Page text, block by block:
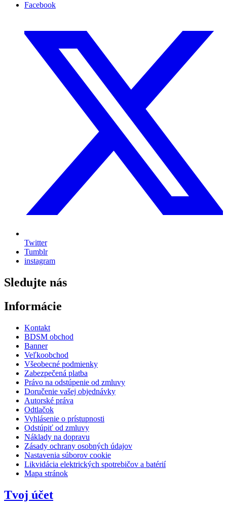
Facebook
Twitter
Tumblr
instagram
Sledujte nás
Informácie
Kontakt
BDSM obchod
Banner
Veľkoobchod
Všeobecné podmienky
Zabezpečená platba
Právo na odstúpenie od zmluvy
Doručenie vašej objednávky
Autorské práva
Odtlačok
Vyhlásenie o prístupnosti
Odstúpiť od zmluvy
Náklady na dopravu
Zásady ochrany osobných údajov
Nastavenia súborov cookie
Likvidácia elektrických spotrebičov a batérií
Mapa stránok
Tvoj účet